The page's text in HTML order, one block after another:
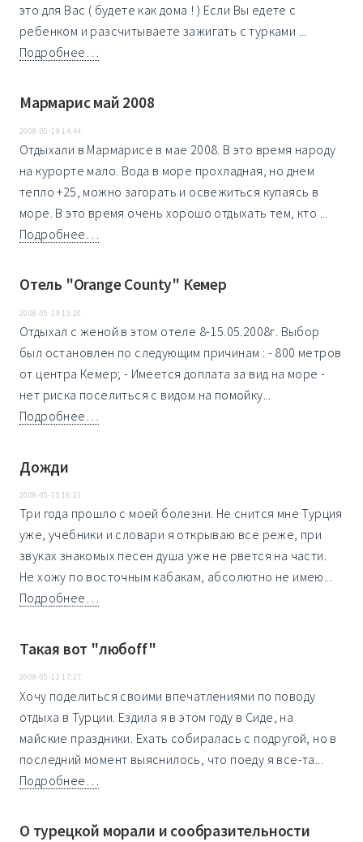
это для Вас ( будете как дома ! ) Если Вы едете с
ребенком и разсчитываете зажигать с турками ...
Подробнее…
Мармарис май 2008
2008-05-19 14:44
Отдыхали в Мармарисе в мае 2008. В это время народу
на курорте мало. Вода в море прохладная, но днем
тепло +25, можно загорать и освежиться купаясь в
море. В это время очень хорошо отдыхать тем, кто ...
Подробнее…
Отель "Orange County" Кемер
2008-05-19 13:20
Отдыхал с женой в этом отеле 8-15.05.2008г. Выбор
был остановлен по следующим причинам : - 800 метров
от центра Кемер; - Имеется доплата за вид на море -
нет риска поселиться с видом на помойку...
Подробнее…
Дожди
2008-05-15 16:21
Три года прошло с моей болезни. Не снится мне Турция
уже, учебники и словари я открываю все реже, при
звуках знакомых песен душа уже не рвется на части.
Не хожу по восточным кабакам, абсолютно не имею...
Подробнее…
Такая вот "любоff"
2008-05-12 17:27
Хочу поделиться своими впечатлениями по поводу
отдыха в Турции. Ездила я в этом году в Сиде, на
майские праздники. Ехать собиралась с подругой, но в
последний момент выяснилось, что поеду я все-та...
Подробнее…
О турецкой морали и сообразительности